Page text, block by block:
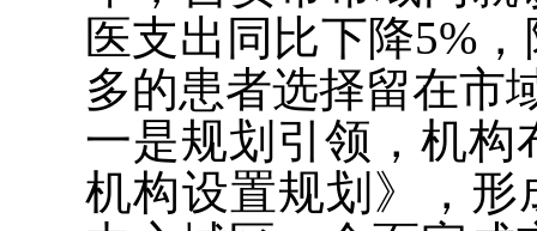
医支出同比下降5%
多的患者选择留在市
一是规划引领，机构
机构设置规划》，